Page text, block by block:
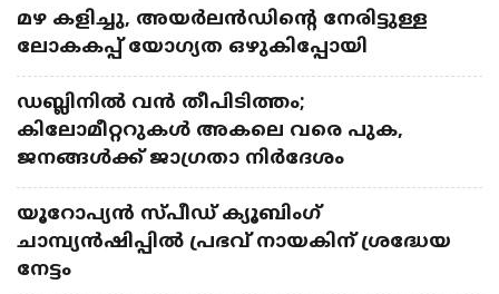
മഴ കളിച്ചു, അയർലൻഡിന്റെ നേരിട്ടുള്ള
ലോകകപ്പ് യോ​ഗ്യത ഒഴുകിപ്പോയി
ഡബ്ലിനിൽ വൻ തീപിടിത്തം;
കിലോമീറ്ററുകൾ അകലെ വരെ പുക,
ജനങ്ങൾക്ക് ജാഗ്രതാ നിർദേശം
യൂറോപ്യൻ സ്പീഡ് ക്യൂബിംഗ്
ചാമ്പ്യൻഷിപ്പിൽ പ്രഭവ് നായകിന് ശ്രദ്ധേയ
നേട്ടം